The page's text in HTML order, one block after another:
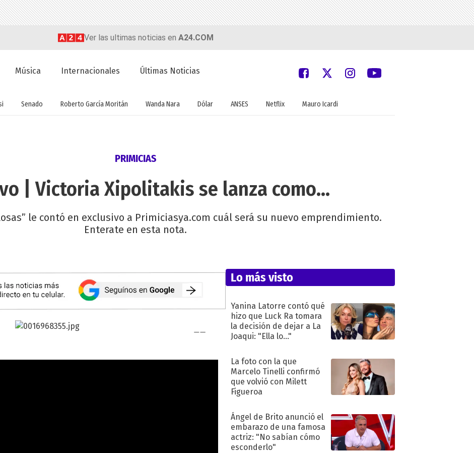
Ver las ultimas noticias en A24.COM
Música Internacionales Últimas Noticias
Senado Roberto García Moritán Wanda Nara Dólar ANSES Netflix Mauro Icardi
PRIMICIAS
| Victoria Xipolitakis se lanza como…
le contó en exclusivo a Primiciasya.com cuál será su nuevo emprendimiento.
Enterate en esta nota.
Lo más visto
Yanina Latorre contó qué
hizo que Luck Ra tomara
la decisión de dejar a La
Joaqui: "Ella lo..."
La foto con la que
Marcelo Tinelli confirmó
que volvió con Milett
Figueroa
Ángel de Brito anunció el
embarazo de una famosa
actriz: "No sabían cómo
esconderlo"